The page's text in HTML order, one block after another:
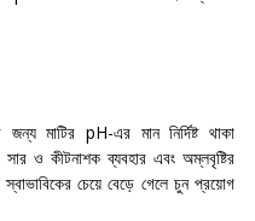
জন্য মাটিরpH-এর মান নির্দিষ্ট থাকা
ও কীটনাশক ব্যবহার এবং অম্লবৃষ্টির
চেয়ে বেড়ে গেলে চুন প্রয়োগ